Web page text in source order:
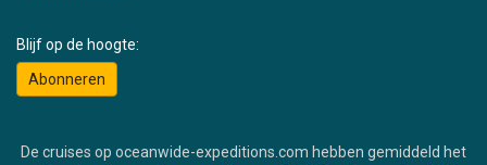
Blijf op de hoogte:
Abonneren
De cruises op oceanwide-expeditions.com hebben gemiddeld het